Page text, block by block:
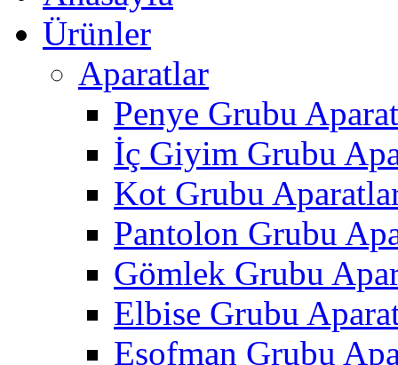
Ürünler
Aparatlar
Penye Grubu
İç Giyim Grubu
Kot Grubu
Pantolon Grubu
Gömlek Grubu
Elbise Grubu
Eşofman Grubu